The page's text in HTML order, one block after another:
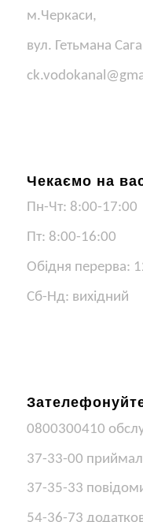
м.Черкаси,
вул. Гетьмана
Чекаємо на
Пн-Чт: 8:00-17:00
Пт: 8:00-16:00
Обідня перерва:
Сб-Нд: вихідний
0800300410
37-33-00
37-35-33
54-36-73